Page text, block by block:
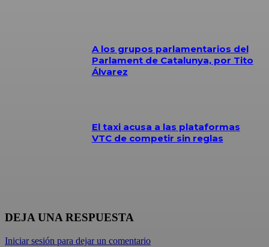
A los grupos parlamentarios del
Parlament de Catalunya, por Tito
Álvarez
El taxi acusa a las plataformas
VTC de competir sin reglas
DEJA UNA RESPUESTA
Iniciar sesión para dejar un comentario